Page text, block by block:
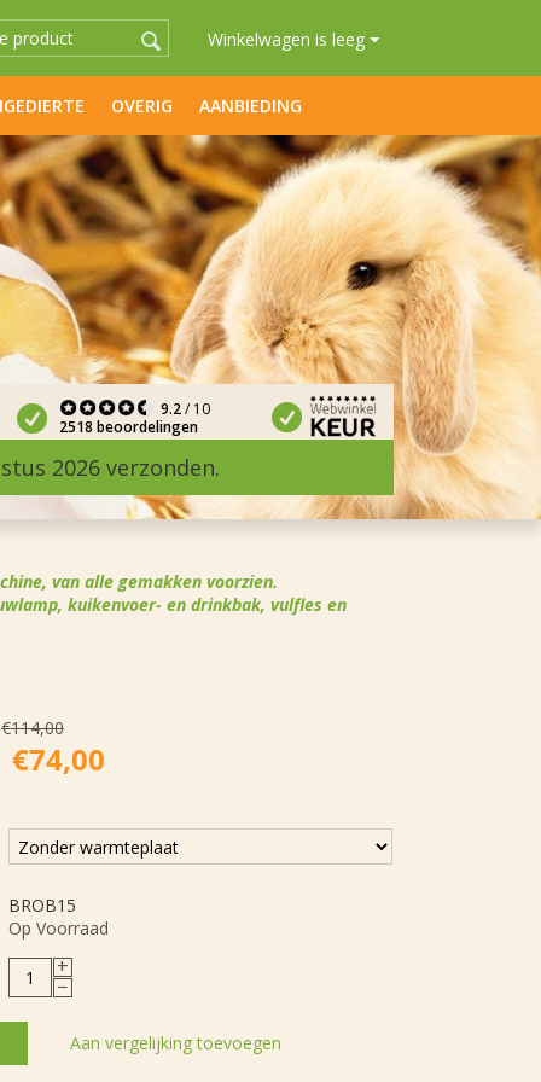
Winkelwagen is leeg
OVERIG AANBIEDING
9.2/ 10
2518 beoordelingen
2026 verzonden.
van alle gemakken voorzien.
kuikenvoer- en drinkbak, vulfles en
€114,00
€74,00
BROB15
Op Voorraad
+
−
Aan vergelijking toevoegen